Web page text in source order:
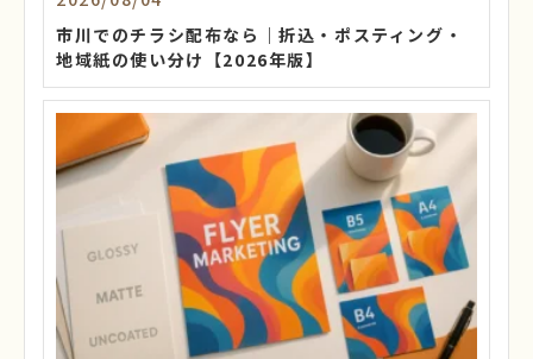
市川でのチラシ配布なら｜折込・ポスティング・
地域紙の使い分け【2026年版】